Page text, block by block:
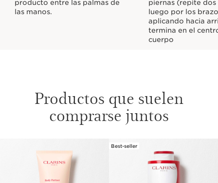
producto entre las palmas de
las manos.
piernas (repite dos
luego por los
aplicando hacia
termina en el
cuerpo
Productos que suelen
comprarse juntos
IR AL CONTENIDO
Best-seller